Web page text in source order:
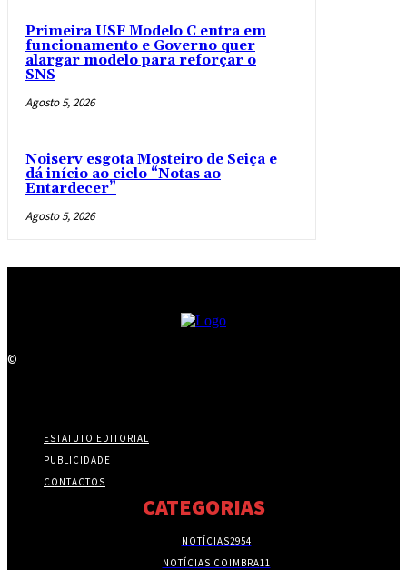
Primeira USF Modelo C entra em
funcionamento e Governo quer
alargar modelo para reforçar o
SNS
Agosto 5, 2026
Noiserv esgota Mosteiro de Seiça e
dá início ao ciclo “Notas ao
Entardecer”
Agosto 5, 2026
©
ESTATUTO EDITORIAL
PUBLICIDADE
CONTACTOS
CATEGORIAS
NOTÍCIAS2954
NOTÍCIAS COIMBRA11